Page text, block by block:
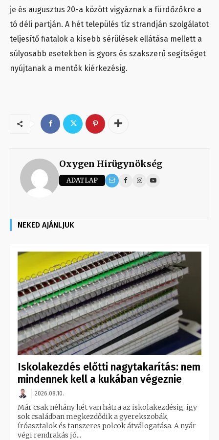
je és augusztus 20-a között vigyáznak a fürdőzőkre a
tó déli partján. A hét település tíz strandján szolgálatot
teljesítő fiatalok a kisebb sérülések ellátása mellett a
súlyosabb esetekben is gyors és szakszerű segítséget
nyújtanak a mentők kiérkezésig.
Oxygen Hirügynökség
ADATLAP
NEKED AJÁNLJUK
Iskolakezdés előtti nagytakarítás: nem
mindennek kell a kukában végeznie
2026.08.10.
Már csak néhány hét van hátra az iskolakezdésig, így
sok családban megkezdődik a gyerekszobák,
íróasztalok és tanszeres polcok átválogatása. A nyár
végi rendrakás jó...